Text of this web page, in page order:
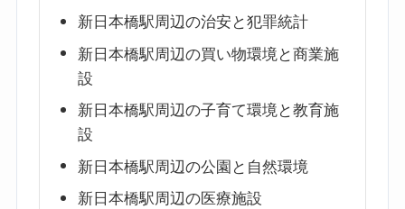
新日本橋駅周辺の治安と犯罪統計
新日本橋駅周辺の買い物環境と商業施
設
新日本橋駅周辺の子育て環境と教育施
設
新日本橋駅周辺の公園と自然環境
新日本橋駅周辺の医療施設